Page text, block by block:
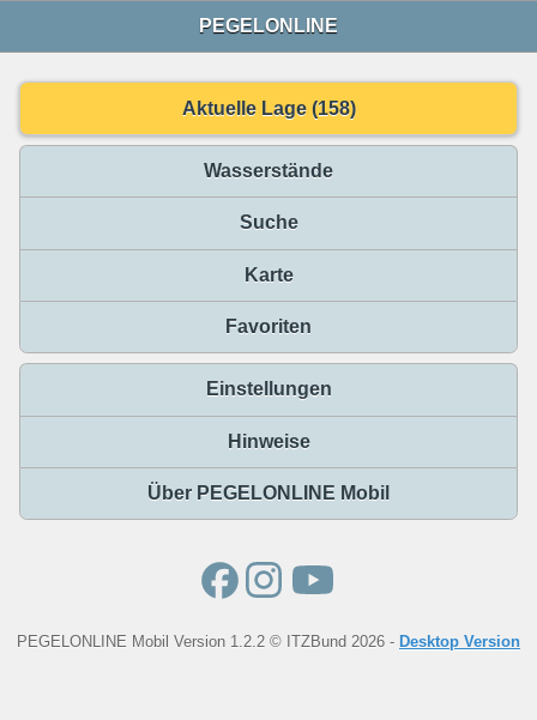
PEGELONLINE
Aktuelle Lage (158)
Wasserstände
Suche
Karte
Favoriten
Einstellungen
Hinweise
Über PEGELONLINE Mobil
PEGELONLINE Mobil Version 1.2.2 © ITZBund 2026 - Desktop Version